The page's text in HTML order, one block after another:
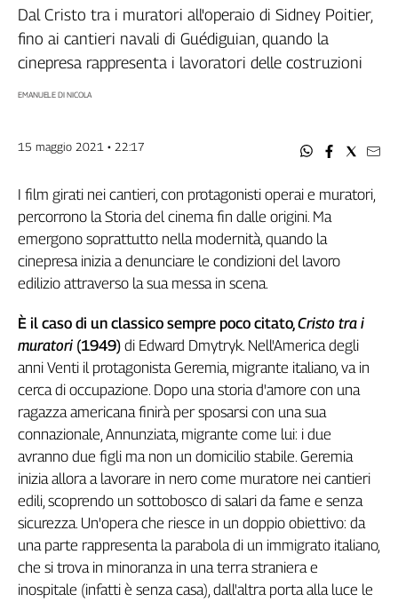
Filcams
Filctem
Fillea
Flai
Fp
Nidil
Slc
Spi
Inca
Speciali
di
Genova,
il
sangue
della
120
anni
Cgil
Collettiva
Academy
Dal Cristo tra i muratori all'operaio di Sidney Poitier,
fino ai cantieri navali di Guédiguian, quando la
cinepresa rappresenta i lavoratori delle costruzioni
EMANUELE DI NICOLA
15 maggio 2021 • 22:17
I film girati nei cantieri, con protagonisti operai e muratori,
percorrono la Storia del cinema fin dalle origini. Ma
emergono soprattutto nella modernità, quando la
cinepresa inizia a denunciare le condizioni del lavoro
edilizio attraverso la sua messa in scena.
È il caso di un classico sempre poco citato,Cristo tra i
muratori (1949) di Edward Dmytryk. Nell'America degli
anni Venti il protagonista Geremia, migrante italiano, va in
cerca di occupazione. Dopo una storia d'amore con una
ragazza americana finirà per sposarsi con una sua
connazionale, Annunziata, migrante come lui: i due
avranno due figli ma non un domicilio stabile. Geremia
inizia allora a lavorare in nero come muratore nei cantieri
edili, scoprendo un sottobosco di salari da fame e senza
sicurezza. Un'opera che riesce in un doppio obiettivo: da
una parte rappresenta la parabola di un immigrato italiano,
che si trova in minoranza in una terra straniera e
inospitale (infatti è senza casa), dall'altra porta alla luce le